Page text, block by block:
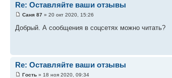
Re: Оставляйте ваши отзывы
Саня 87 » 20 окт 2020, 15:26
Добрый. А сообщения в соцсетях можно читать?
Re: Оставляйте ваши отзывы
Гость » 18 ноя 2020, 09:34